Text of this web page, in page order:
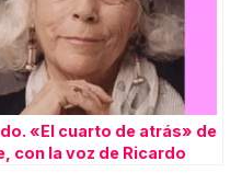
«El cuarto de atrás» de
con la voz de Ricardo